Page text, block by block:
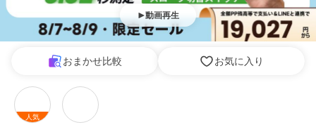
動画再生
おまかせ比較 お気に入り
人気